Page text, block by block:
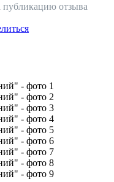
публикацию отзыва